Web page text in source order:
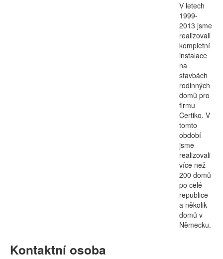
V letech
1999-
2013 jsme
realizovali
kompletní
instalace
na
stavbách
rodinných
domů pro
firmu
Certiko. V
tomto
období
jsme
realizovali
více než
200 domů
po celé
republice
a několik
domů v
Německu.
Kontaktní osoba